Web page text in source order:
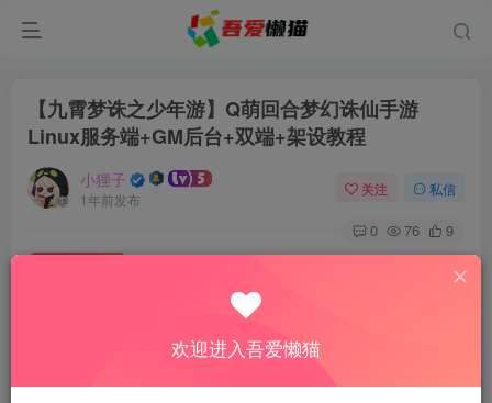
【九霄梦诛之少年游】Q萌回合梦幻诛仙手游
Linux服务端+GM后台+双端+架设教程
小狸子
1年前发布
关注 私信
0 76 9
此内容为付费资源，请付费后查看
猫粮30
欢迎进入吾爱懒猫